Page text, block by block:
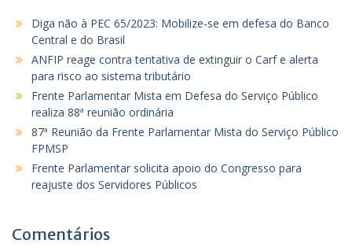
Diga não à PEC 65/2023: Mobilize-se em defesa do Banco
Central e do Brasil
ANFIP reage contra tentativa de extinguir o Carf e alerta
para risco ao sistema tributário
Frente Parlamentar Mista em Defesa do Serviço Público
realiza 88ª reunião ordinária
87ª Reunião da Frente Parlamentar Mista do Serviço Público
FPMSP
Frente Parlamentar solicita apoio do Congresso para
reajuste dos Servidores Públicos
Comentários